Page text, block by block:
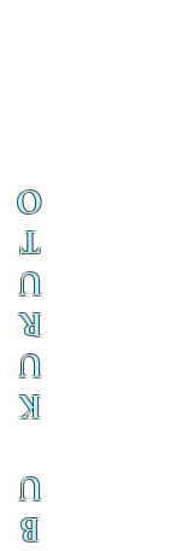
B
U
K
U
R
U
T
O